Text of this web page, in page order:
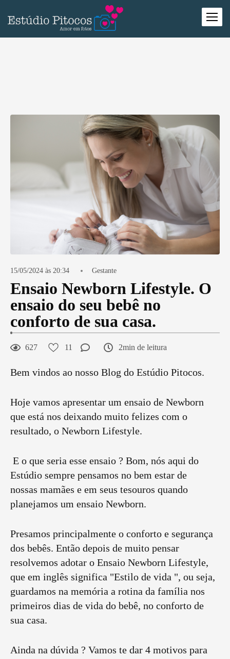
15/05/2024 às 20:34 Gestante
Ensaio Newborn Lifestyle. O
ensaio do seu bebê no
conforto de sua casa.
627 11 2min de leitura
Bem vindos ao nosso Blog do Estúdio Pitocos.
Hoje vamos apresentar um ensaio de Newborn
que está nos deixando muito felizes com o
resultado, o Newborn Lifestyle.
E o que seria esse ensaio ? Bom, nós aqui do
Estúdio sempre pensamos no bem estar de
nossas mamães e em seus tesouros quando
planejamos um ensaio Newborn.
Presamos principalmente o conforto e segurança
dos bebês. Então depois de muito pensar
resolvemos adotar o Ensaio Newborn Lifestyle,
que em inglês significa "Estilo de vida ", ou seja,
guardamos na memória a rotina da família nos
primeiros dias de vida do bebê, no conforto de
sua casa.
Ainda na dúvida ? Vamos te dar 4 motivos para